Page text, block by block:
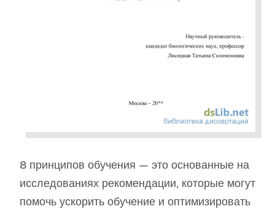
8 принципов обучения — это основанные на
исследованиях рекомендации, которые могут
помочь ускорить обучение и оптимизировать